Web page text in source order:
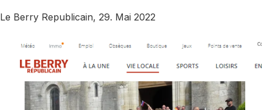
Le Berry Republicain, 29. Mai 2022